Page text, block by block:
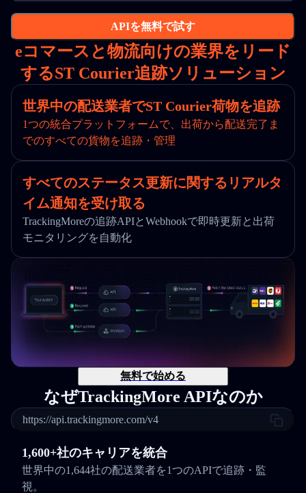
APIを無料で試す
eコマースと物流向けの業界をリード
するST Courier追跡ソリューション
世界中の配送業者でST Courier荷物を追跡
1つの統合プラットフォームで、出荷から配送完了ま
でのすべての貨物を追跡・管理
すべてのステータス更新に関するリアルタ
イム通知を受け取る
TrackingMoreの追跡APIとWebhookで即時更新と出荷
モニタリングを自動化
無料で始める
なぜTrackingMore APIなのか
https://api.trackingmore.com/v4
1,600+社のキャリアを統合
世界中の1,644社の配送業者を1つのAPIで追跡・監
視。